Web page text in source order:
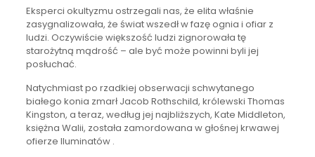
Eksperci okultyzmu ostrzegali nas, że elita właśnie
zasygnalizowała, że ​​świat wszedł w fazę ognia i ofiar z
ludzi. Oczywiście większość ludzi zignorowała tę
starożytną mądrość – ale być może powinni byli jej
posłuchać.
Natychmiast po rzadkiej obserwacji schwytanego
białego konia zmarł Jacob Rothschild, królewski Thomas
Kingston, a teraz, według jej najbliższych, Kate Middleton,
księżna Walii, została zamordowana w głośnej krwawej
ofierze Iluminatów .